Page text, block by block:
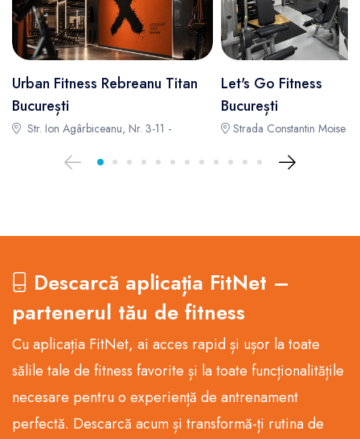
Urban Fitness Rebreanu Titan
București
Str. Ion Agârbiceanu, Nr. 3-11 -
Let's Go Fitness
București
Strada Constantin Moise
Descarcă aplicația FitNet –
partenerul tău de fitness
Cu aplicația FitNet, ai acces rapid și ușor la toate
sălile tale de fitness favorite și la toate funcționalitățile
necesare pentru o experiență de antrenament
perfectă. Descarcă acum și transformă-ți rutina de